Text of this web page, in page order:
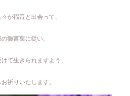
が福音と出会って、
御言葉に従い、
て生きられますよう、
祈りいたします。